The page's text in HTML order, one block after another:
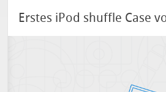
Erstes iPod shuffle Case